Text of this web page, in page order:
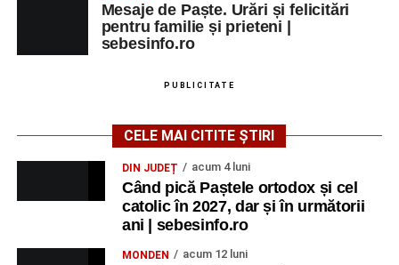
Mesaje de Paște. Urări și felicitări
pentru familie și prieteni |
sebesinfo.ro
PUBLICITATE
CELE MAI CITITE ȘTIRI
DIN JUDEȚ acum 4 luni
Când pică Paștele ortodox și cel
catolic în 2027, dar și în următorii
ani | sebesinfo.ro
MONDEN acum 12 luni